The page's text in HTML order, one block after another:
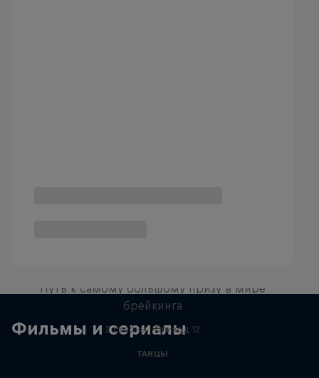
Фильмы и сериалы
Путь к самому большому призу в мире
брейкинга
2 сезоны · Эпизод 12
ТАНЦЫ